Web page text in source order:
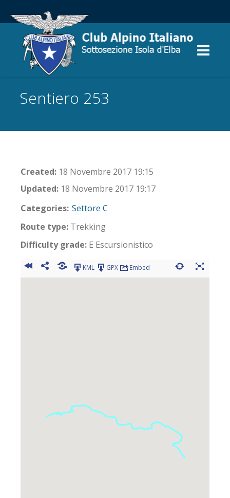
Sentiero 253
Created: 18 Novembre 2017 19:15
Updated: 18 Novembre 2017 19:17
Categories: Settore C
Route type: Trekking
Difficulty grade: E Escursionistico
KML GPX Embed